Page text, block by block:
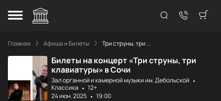
Главная Афиша и Билеты Три струны, три ...
Билеты на концерт «Три струны, три
клавиатуры» в Сочи
Зал органной и камерной музыки им. Дебольской
Классика
12+
24 июн. 2025
19:00